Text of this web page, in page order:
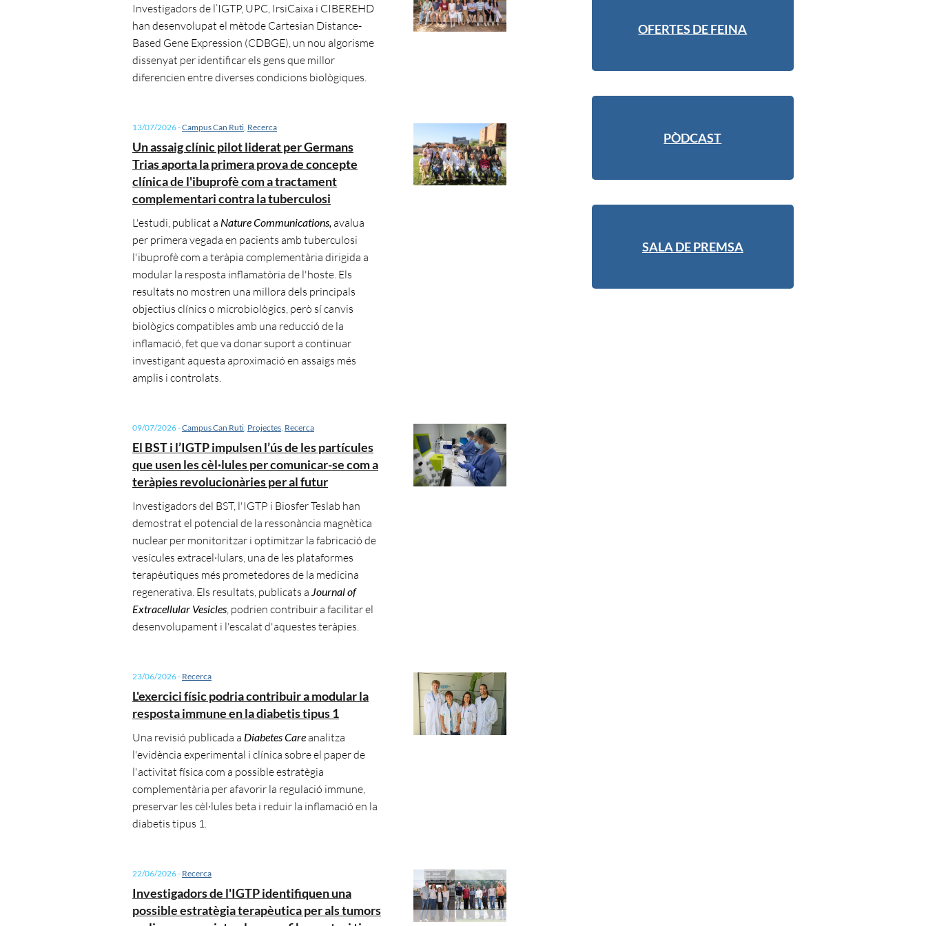
Investigadors de l’IGTP, UPC, IrsiCaixa i CIBEREHD
han desenvolupat el mètode Cartesian Distance-
Based Gene Expression (CDBGE), un nou algorisme
dissenyat per identificar els gens que millor
diferencien entre diverses condicions biològiques.
13/07/2026-Campus Can Ruti, Recerca
Un assaig clínic pilot liderat per Germans
Trias aporta la primera prova de concepte
clínica de l'ibuprofè com a tractament
complementari contra la tuberculosi
L'estudi, publicat a Nature Communications,avalua
per primera vegada en pacients amb tuberculosi
l'ibuprofè com a teràpia complementària dirigida a
modular la resposta inflamatòria de l'hoste. Els
resultats no mostren una millora dels principals
objectius clínics o microbiològics, però sí canvis
biològics compatibles amb una reducció de la
inflamació, fet que va donar suport a continuar
investigant aquesta aproximació en assaigs més
amplis i controlats.
09/07/2026-Campus Can Ruti, Projectes, Recerca
El BST i l’IGTP impulsen l’ús de les partícules
que usen les cèl·lules per comunicar-se com a
teràpies revolucionàries per al futur
Investigadors del BST, l'IGTP i Biosfer Teslab han
demostrat el potencial de la ressonància magnètica
nuclear per monitoritzar i optimitzar la fabricació de
vesícules extracel·lulars, una de les plataformes
terapèutiques més prometedores de la medicina
regenerativa. Els resultats, publicats a Journal of
Extracellular Vesicles , podrien contribuir a facilitar el
desenvolupament i l'escalat d'aquestes teràpies.
23/06/2026- Recerca
L'exercici físic podria contribuir a modular la
resposta immune en la diabetis tipus 1
Una revisió publicada a Diabetes Careanalitza
l'evidència experimental i clínica sobre el paper de
l'activitat física com a possible estratègia
complementària per afavorir la regulació immune,
preservar les cèl·lules beta i reduir la inflamació en la
diabetis tipus 1.
22/06/2026- Recerca
Investigadors de l'IGTP identifiquen una
possible estratègia terapèutica per als tumors
OFERTES DE FEINA
PÒDCAST
SALA DE PREMSA